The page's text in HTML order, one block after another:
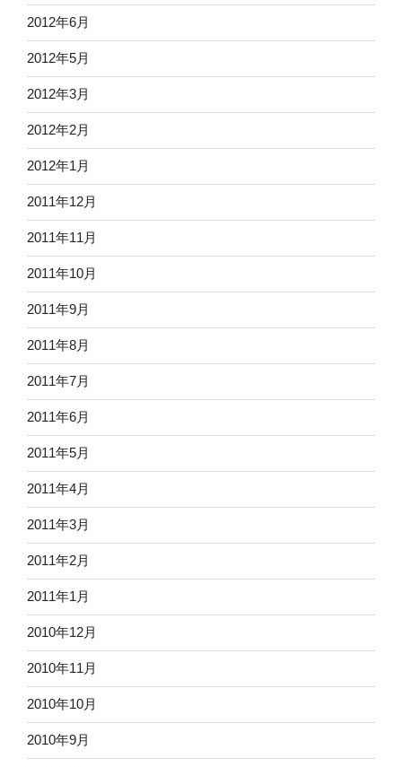
2012年6月
2012年5月
2012年3月
2012年2月
2012年1月
2011年12月
2011年11月
2011年10月
2011年9月
2011年8月
2011年7月
2011年6月
2011年5月
2011年4月
2011年3月
2011年2月
2011年1月
2010年12月
2010年11月
2010年10月
2010年9月